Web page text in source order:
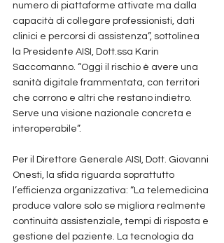
numero di piattaforme attivate ma dalla
capacità di collegare professionisti, dati
clinici e percorsi di assistenza”, sottolinea
la Presidente AISI, Dott.ssa Karin
Saccomanno. “Oggi il rischio è avere una
sanità digitale frammentata, con territori
che corrono e altri che restano indietro.
Serve una visione nazionale concreta e
interoperabile”.
Per il Direttore Generale AISI, Dott. Giovanni
Onesti, la sfida riguarda soprattutto
l’efficienza organizzativa: “La telemedicina
produce valore solo se migliora realmente
continuità assistenziale, tempi di risposta e
gestione del paziente. La tecnologia da